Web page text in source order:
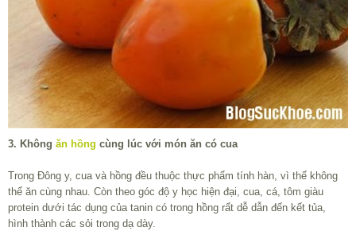
3. Không ăn hồng cùng lúc với món ăn có cua
Trong Đông y, cua và hồng đều thuộc thực phẩm tính hàn, vì thế không
thể ăn cùng nhau. Còn theo góc độ y học hiện đại, cua, cá, tôm giàu
protein dưới tác dụng của tanin có trong hồng rất dễ dẫn đến kết tủa,
hình thành các sỏi trong dạ dày.